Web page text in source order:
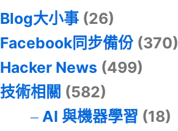
Blog大小事 (26)
Facebook同步備份 (370)
Hacker News (499)
技術相關 (582)
AI 與機器學習 (18)